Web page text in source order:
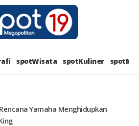
UNIK
spotWisata spotKuliner
Rencana Yamaha Menghidupkan